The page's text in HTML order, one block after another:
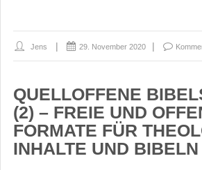
Jens 29. November 2020
QUELLOFFENE
(2) – FREIE UND
FORMATE FÜR
INHALTE UND BIBELN